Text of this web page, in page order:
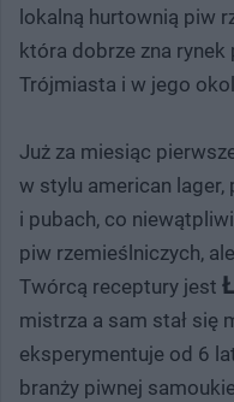
lokalną hurtownią piw
która dobrze zna rynek
Trójmiasta i w jego
Już za miesiąc
w stylu american
i pubach, co
piw rzemieślniczych,
Twórcą receptury jest
mistrza a sam stał się
eksperymentuje od 6
branży piwnej